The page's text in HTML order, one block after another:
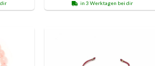
in 3 Werktagen bei dir